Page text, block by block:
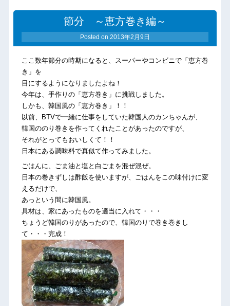
節分 ～恵方巻き編～
Posted on 2013年2月9日
ここ数年節分の時期になると、スーパーやコンビニで「恵方巻
き」を
目にするようになりましたよね！
今年は、手作りの「恵方巻き」に挑戦しました。
しかも、韓国風の「恵方巻き」！！
以前、BTVで一緒に仕事をしていた韓国人のカンちゃんが、
韓国ののり巻きを作ってくれたことがあったのですが、
それがとってもおいしくて！！
日本にある調味料で真似て作ってみました。
ごはんに、ごま油と塩と白ごまを混ぜ混ぜ。
日本の巻きずしは酢飯を使いますが、ごはんをこの味付けに変
えるだけで、
あっという間に韓国風。
具材は、家にあったものを適当に入れて・・・
ちょうど韓国のりがあったので、韓国のりで巻き巻きし
て・・・完成！